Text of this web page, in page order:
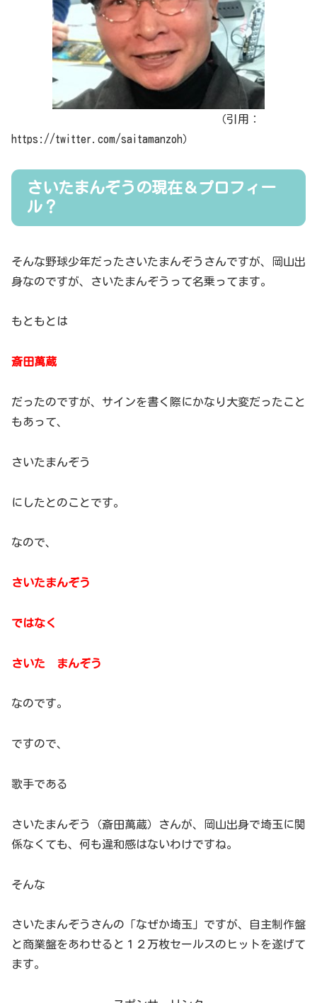
（引用：
https://twitter.com/saitamanzoh）
さいたまんぞうの現在＆プロフィー
ル？
そんな野球少年だったさいたまんぞうさんですが、岡山出
身なのですが、さいたまんぞうって名乗ってます。
もともとは
斎田萬蔵
だったのですが、サインを書く際にかなり大変だったこと
もあって、
さいたまんぞう
にしたとのことです。
なので、
さいたまんぞう
ではなく
さいた まんぞう
なのです。
ですので、
歌手である
さいたまんぞう（斎田萬蔵）さんが、岡山出身で埼玉に関
係なくても、何も違和感はないわけですね。
そんな
さいたまんぞうさんの「なぜか埼玉」ですが、自主制作盤
と商業盤をあわせると１２万枚セールスのヒットを遂げて
ます。